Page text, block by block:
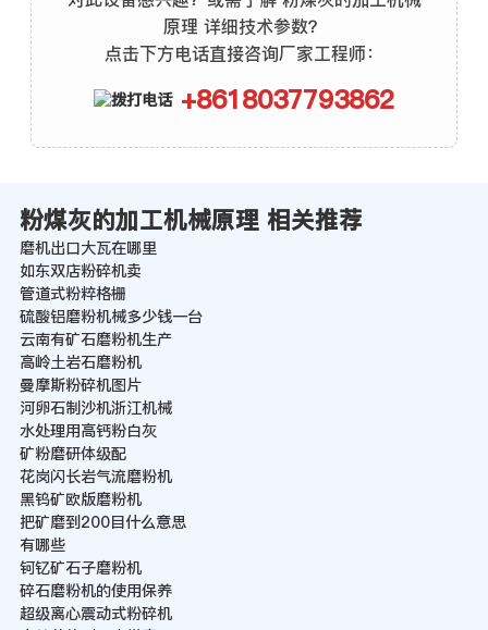
原理 详细技术参数？
点击下方电话直接咨询厂家工程师：
+8618037793862
粉煤灰的加工机械原理 相关推荐
磨机出口大瓦在哪里
如东双店粉碎机卖
管道式粉粹格栅
硫酸铝磨粉机械多少钱一台
云南有矿石磨粉机生产
高岭土岩石磨粉机
曼摩斯粉碎机图片
河卵石制沙机浙江机械
水处理用高钙粉白灰
矿粉磨研体级配
花岗闪长岩气流磨粉机
黑钨矿欧版磨粉机
把矿磨到200目什么意思
有哪些
钶钇矿石子磨粉机
碎石磨粉机的使用保养
超级离心震动式粉碎机